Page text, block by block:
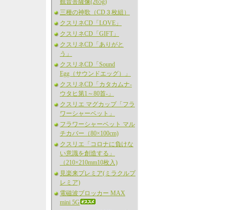
観音菩薩像(265g)
三種の神歌（CD３枚組）
クスリネCD「LOVE」
クスリネCD「GIFT」
クスリネCD「ありがと
う」
クスリネCD「Sound
Egg（サウンドエッグ）」
クスリネCD「カタカムナ-
ウタヒ第1～80首-」
クスリエ マグカップ「フラ
ワーシャーベット」
フラワーシャーベット マル
チカバー（80×100cm)
クスリエ「コロナに負けな
い意識を創造する」
（210×210mm10枚入)
見楽来プレミア(ミラクルプ
レミア)
電磁波ブロッカー MAX
mini 5G